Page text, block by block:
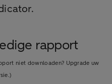
rapport
niet downloaden? Upgrade uw